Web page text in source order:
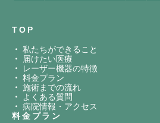
TOP
私たちができること
届けたい医療
レーザー機器の特徴
料金プラン
施術までの流れ
よくある質問
病院情報・アクセス
料金プラン